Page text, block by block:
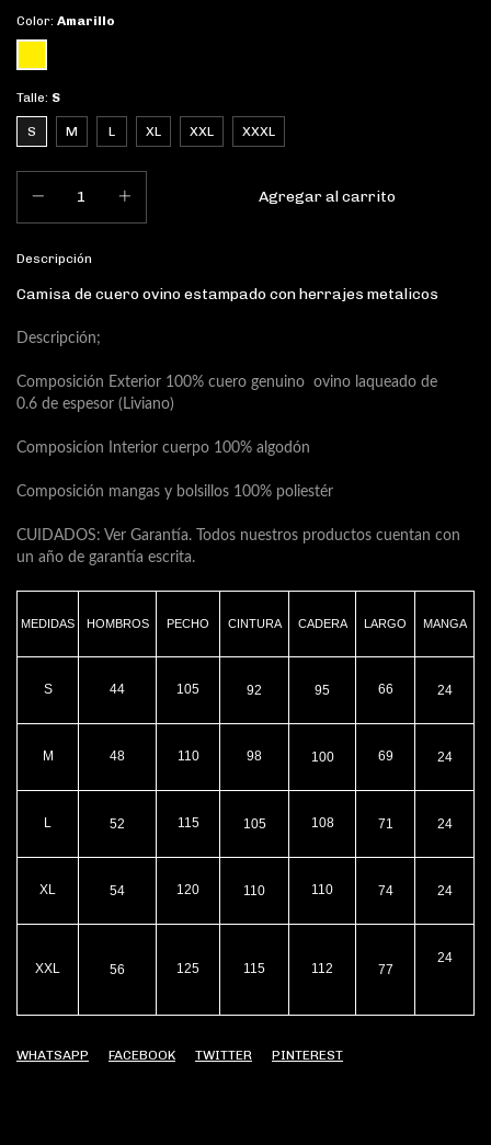
Color: Amarillo
Talle: S
S M L XL XXL XXXL
Descripción
Camisa de cuero ovino estampado con herrajes metalicos
Descripción;
Composición Exterior 100% cuero genuino ovino laqueado de
0.6 de espesor (Liviano)
Composicíon Interior cuerpo 100% algodón
Composición mangas y bolsillos 100% poliestér
CUIDADOS: Ver Garantía. Todos nuestros productos cuentan con
un año de garantía escrita.
MEDIDAS HOMBROS PECHO CINTURA CADERA LARGO MANGA
S 44 105 92 95 66 24
M 48 110 98 100 69 24
L 52 115 105 108 71 24
XL 54 120 110 110 74 24
XXL 56 125 115 112 77
24
WHATSAPP FACEBOOK TWITTER PINTEREST